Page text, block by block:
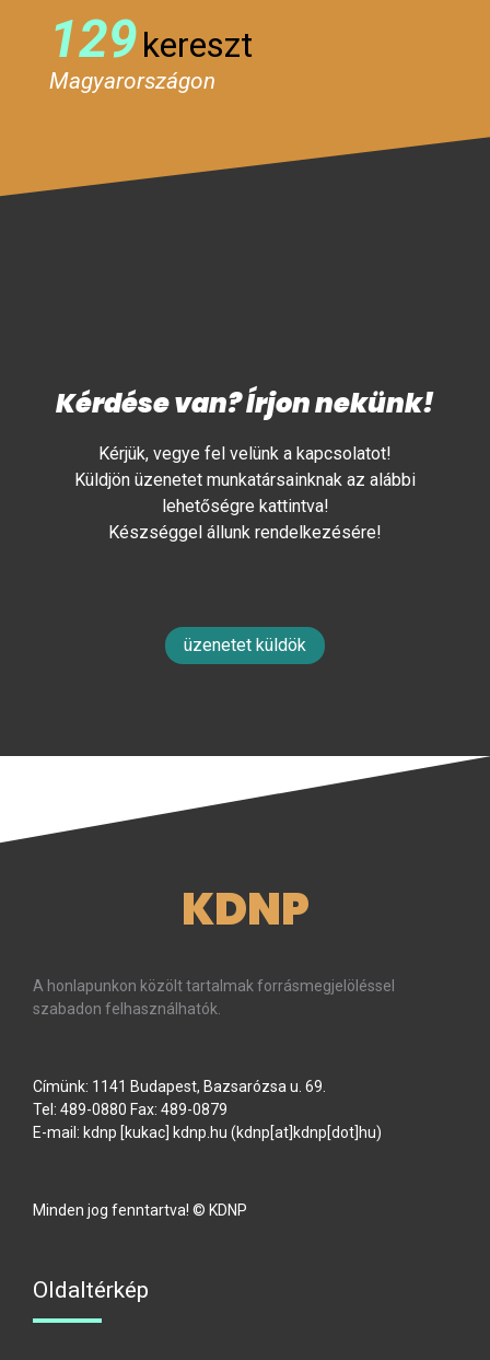
129kereszt
Magyarországon
Kérdése van? Írjon nekünk!
Kérjük, vegye fel velünk a kapcsolatot!
Küldjön üzenetet munkatársainknak az alábbi
lehetőségre kattintva!
Készséggel állunk rendelkezésére!
üzenetet küldök
KDNP
A honlapunkon közölt tartalmak forrásmegjelöléssel
szabadon felhasználhatók.
Címünk: 1141 Budapest, Bazsarózsa u. 69.
Tel: 489-0880 Fax: 489-0879
E-mail: kdnp [kukac] kdnp.hu (kdnp[at]kdnp[dot]hu)
Minden jog fenntartva! © KDNP
Oldaltérkép